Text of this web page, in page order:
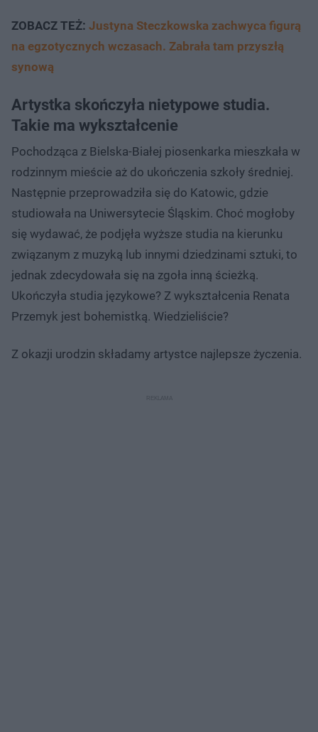
ZOBACZ TEŻ: Justyna Steczkowska zachwyca figurą
na egzotycznych wczasach. Zabrała tam przyszłą
synową
Artystka skończyła nietypowe studia.
Takie ma wykształcenie
Pochodząca z Bielska-Białej piosenkarka mieszkała w
rodzinnym mieście aż do ukończenia szkoły średniej.
Następnie przeprowadziła się do Katowic, gdzie
studiowała na Uniwersytecie Śląskim. Choć mogłoby
się wydawać, że podjęła wyższe studia na kierunku
związanym z muzyką lub innymi dziedzinami sztuki, to
jednak zdecydowała się na zgoła inną ścieżką.
Ukończyła studia językowe? Z wykształcenia Renata
Przemyk jest bohemistką. Wiedzieliście?
Z okazji urodzin składamy artystce najlepsze życzenia.